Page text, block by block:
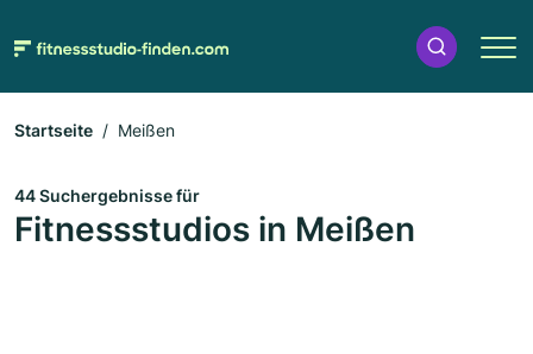
Startseite Meißen
44 Suchergebnisse für
Fitnessstudios in Meißen